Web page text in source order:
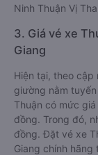
Ninh Thuận Vị
3. Giá vé xe
Giang
Hiện tại, theo cập
giường nằm
Thuận có mức
đồng. Trong đó,
đồng. Đặt vé xe
Giang chính hãng